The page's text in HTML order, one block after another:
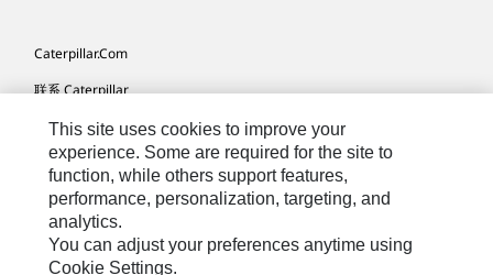
Caterpillar.com
联系 Caterpillar
我的营销首选项
站点地图
Cookie Settings
法律
隐私
This site uses cookies to improve your
experience. Some are required for the site to
function, while others support features,
performance, personalization, targeting, and
analytics.
You can adjust your preferences anytime using
Cookie Settings.